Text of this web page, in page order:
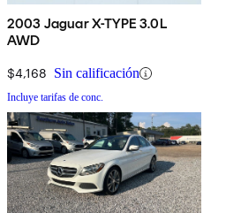
2003 Jaguar X-TYPE 3.0L
AWD
$4,168 Sin calificación
Incluye tarifas de conc.